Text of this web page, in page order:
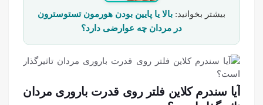
بیشتر بخوانید: بالا یا پایین بودن هورمون تستوسترون
در مردان چه عوارضی دارد؟
آیا سندرم کلاین فلتر روی قدرت باروری مردان